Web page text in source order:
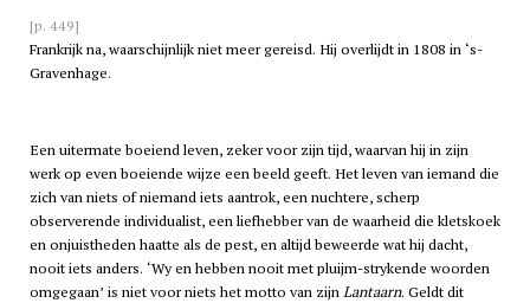
[p. 449]
Frankrijk na, waarschijnlijk niet meer gereisd. Hij overlijdt in 1808 in ‘s-
Gravenhage.
Een uitermate boeiend leven, zeker voor zijn tijd, waarvan hij in zijn
werk op even boeiende wijze een beeld geeft. Het leven van iemand die
zich van niets of niemand iets aantrok, een nuchtere, scherp
observerende individualist, een liefhebber van de waarheid die kletskoek
en onjuistheden haatte als de pest, en altijd beweerde wat hij dacht,
nooit iets anders. ‘Wy en hebben nooit met pluijm-strykende woorden
omgegaan’ is niet voor niets het motto van zijnLantaarn. Geldt dit